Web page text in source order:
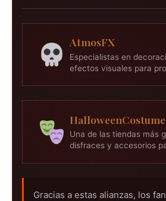
AtmosFX
Especialistas en
efectos visuales para
Una de las tiendas más
disfraces y accesorios
Gracias a estas alianzas, los